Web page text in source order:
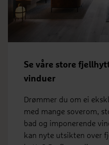
Se våre store
vinduer
Drømmer du om ei
med mange soverom,
bad og imponerende
kan nyte utsikten over